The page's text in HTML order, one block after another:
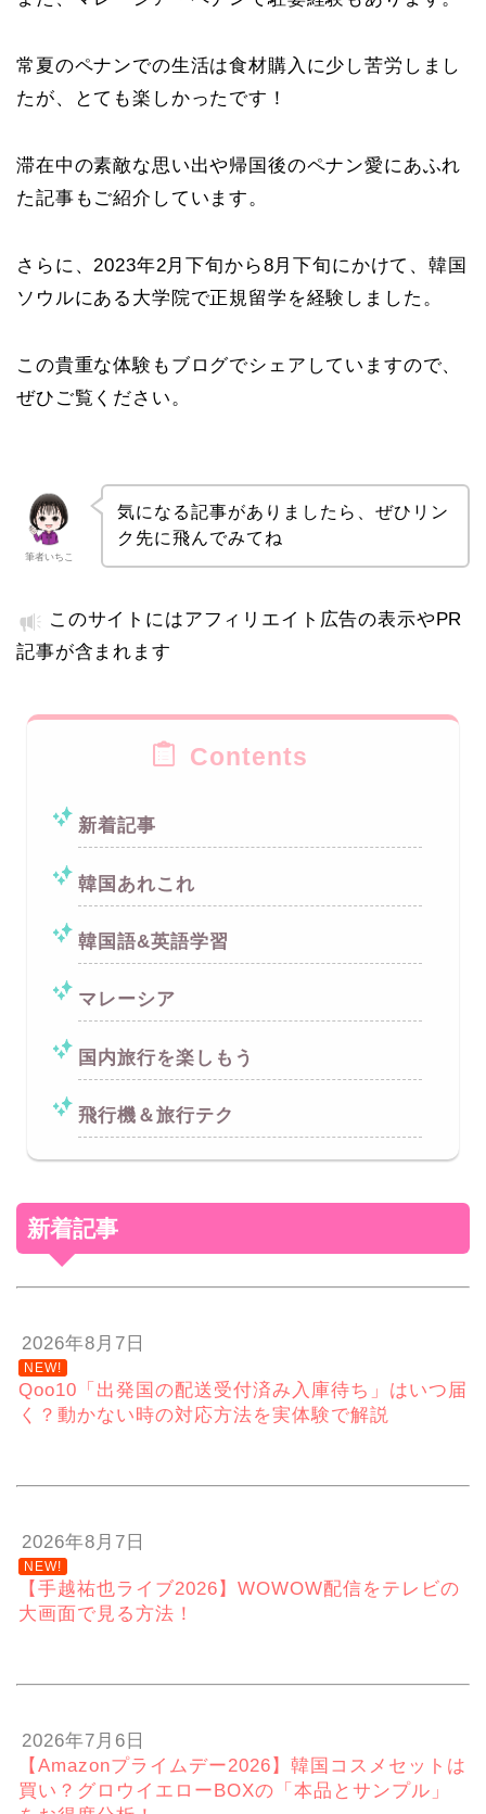
常夏のペナンでの生活は食材購入に少し苦労しまし
たが、とても楽しかったです！
滞在中の素敵な思い出や帰国後のペナン愛にあふれ
た記事もご紹介しています。
さらに、2023年2月下旬から8月下旬にかけて、韓国
ソウルにある大学院で正規留学を経験しました。
この貴重な体験もブログでシェアしていますので、
ぜひご覧ください。
筆者いちこ
気になる記事がありましたら、ぜひリン
ク先に飛んでみてね
このサイトにはアフィリエイト広告の表示やPR
記事が含まれます
Contents
新着記事
韓国あれこれ
韓国語&英語学習
マレーシア
国内旅行を楽しもう
飛行機＆旅行テク
新着記事
2026年8月7日
NEW!
Qoo10「出発国の配送受付済み入庫待ち」はいつ届
く？動かない時の対応方法を実体験で解説
2026年8月7日
NEW!
【手越祐也ライブ2026】WOWOW配信をテレビの
大画面で見る方法！
2026年7月6日
【Amazonプライムデー2026】韓国コスメセットは
買い？グロウイエローBOXの「本品とサンプル」